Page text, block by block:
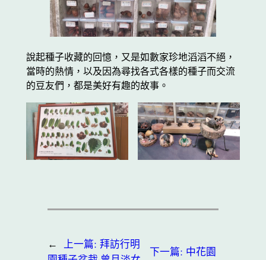
說起種子收藏的回憶，又是如數家珍地滔滔不絕，
當時的熱情，以及因為尋找各式各樣的種子而交流
的豆友們，都是美好有趣的故事。
← 上一篇: 拜訪行明
下一篇: 中花園